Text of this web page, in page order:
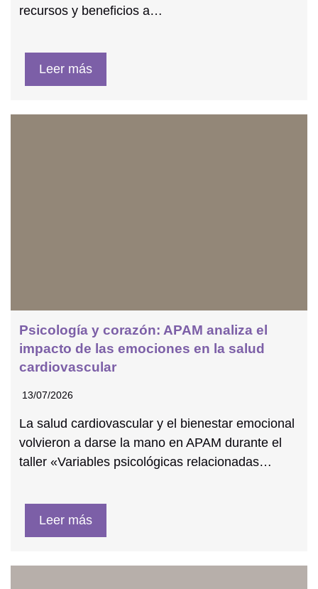
recursos y beneficios a…
Leer más
Psicología y corazón: APAM analiza el
impacto de las emociones en la salud
cardiovascular
13/07/2026
La salud cardiovascular y el bienestar emocional
volvieron a darse la mano en APAM durante el
taller «Variables psicológicas relacionadas…
Leer más